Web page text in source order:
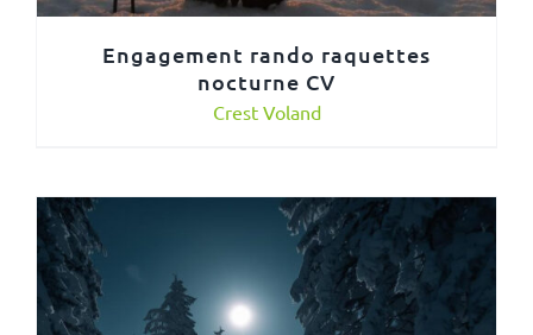
Engagement rando raquettes
nocturne CV
Crest Voland